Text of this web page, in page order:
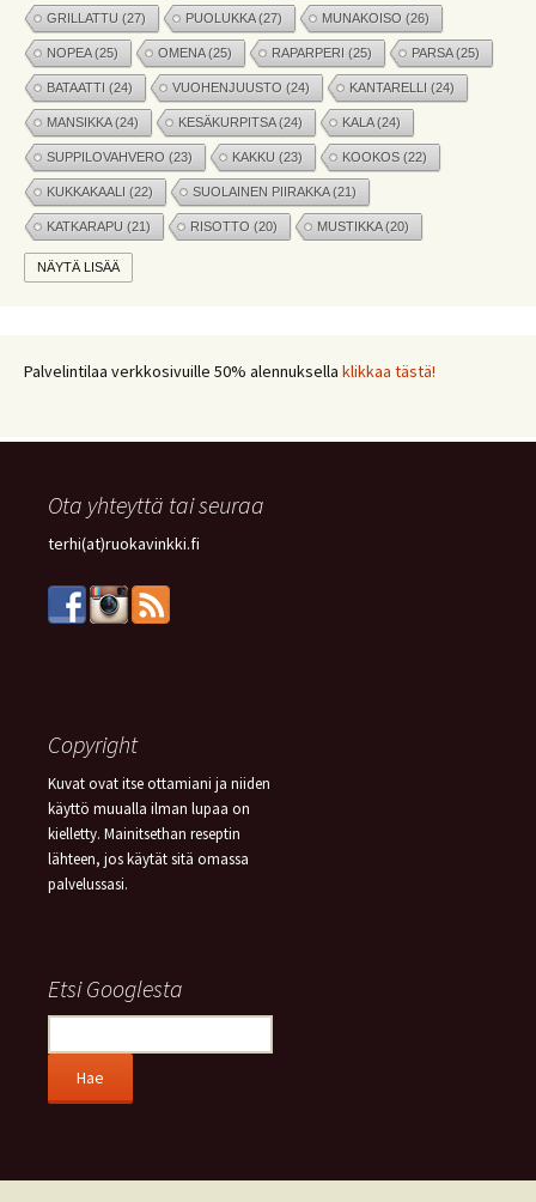
GRILLATTU (27) PUOLUKKA(27) MUNAKOISO (26)
NOPEA(25) OMENA(25) RAPARPERI (25) PARSA(25)
BATAATTI (24) VUOHENJUUSTO (24) KANTARELLI (24)
MANSIKKA(24) KESÄKURPITSA(24) KALA(24)
SUPPILOVAHVERO (23) KAKKU (23) KOOKOS (22)
KUKKAKAALI (22) SUOLAINEN PIIRAKKA(21)
KATKARAPU (21) RISOTTO (20) MUSTIKKA(20)
MARJAT(19)
JÄLKIRUOKA (17) PAPRIKA (17) COUSCOUS (17)
NÄYTÄ LISÄÄ
Palvelintilaa verkkosivuille 50% alennuksella klikkaa tästä!
Ota yhteyttä tai seuraa
terhi(at)ruokavinkki.fi
Copyright
Kuvat ovat itse ottamiani ja niiden
käyttö muualla ilman lupaa on
kielletty. Mainitsethan reseptin
lähteen, jos käytät sitä omassa
palvelussasi.
Etsi Googlesta